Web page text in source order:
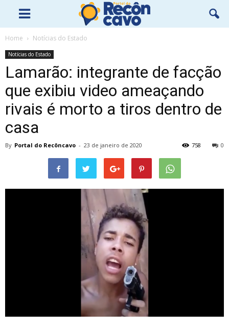
Home Notícias do Estado
Notícias do Estado
Lamarão: integrante de facção
que exibiu video ameaçando
rivais é morto a tiros dentro de
casa
By Portal do Recôncavo - 23 de janeiro de 2020 0
758